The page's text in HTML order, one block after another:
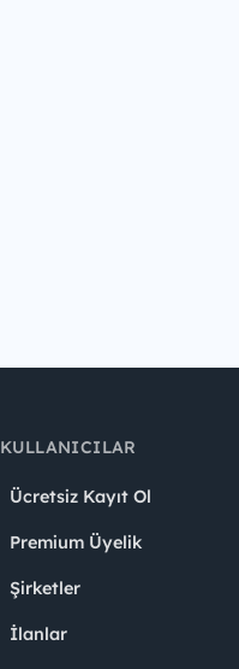
KULLANICILAR
Ücretsiz Kayıt Ol
Premium Üyelik
Şirketler
İlanlar